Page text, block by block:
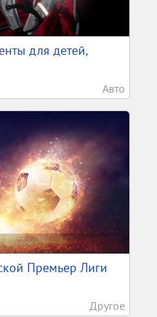
для детей,
Авто
Премьер Лиги
Другое